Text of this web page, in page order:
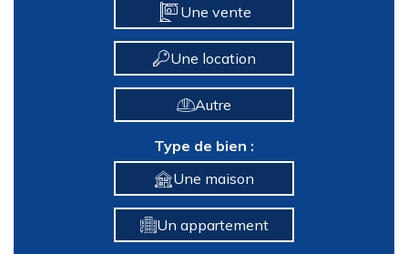
Une vente
Une location
Autre
Type de bien :
Une maison
Un appartement